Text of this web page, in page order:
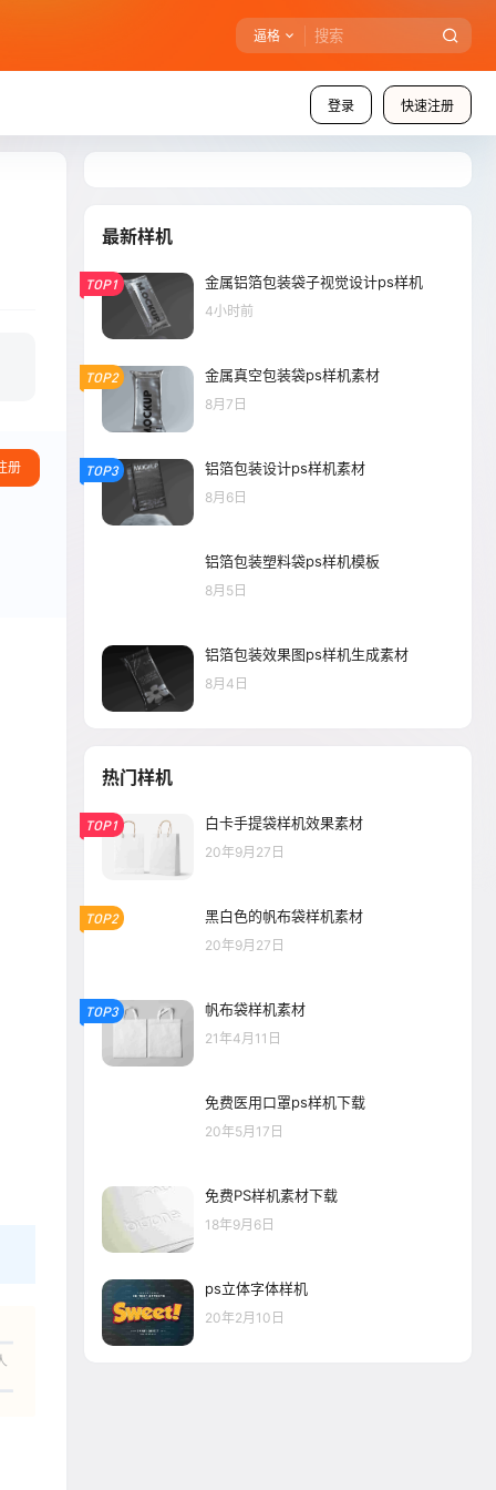
逼格
登录 快速注册
册
最新样机
TOP1 金属铝箔包装袋子视觉设计ps样机
4小时前
TOP2 金属真空包装袋ps样机素材
8月7日
TOP3 铝箔包装设计ps样机素材
8月6日
铝箔包装塑料袋ps样机模板
8月5日
铝箔包装效果图ps样机生成素材
8月4日
热门样机
TOP1 白卡手提袋样机效果素材
20年9月27日
TOP2 黑白色的帆布袋样机素材
20年9月27日
TOP3 帆布袋样机素材
21年4月11日
免费医用口罩ps样机下载
20年5月17日
免费PS样机素材下载
18年9月6日
ps立体字体样机
20年2月10日